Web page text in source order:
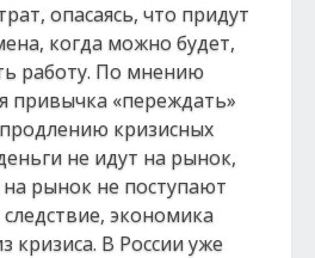
опасаясь, что придут
когда можно будет,
работу. По мнению
привычка «переждать»
кризисных
не идут на рынок,
рынок не поступают
экономика
кризиса. В России уже